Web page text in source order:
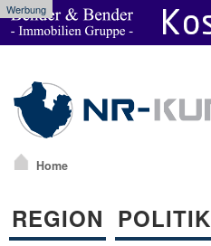
Werbung
Home
REGION POLITIK